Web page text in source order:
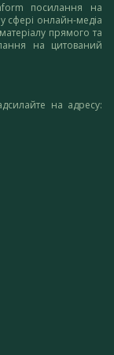
посилання на
у сфері онлайн-медіа
прямого та
на цитований
на адресу: